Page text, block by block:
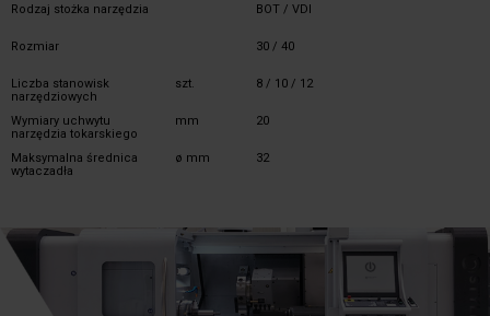
Rodzaj stożka narzędzia BOT / VDI
Rozmiar 30 / 40
Liczba stanowisk
narzędziowych
szt. 8 / 10 / 12
Wymiary uchwytu
narzędzia tokarskiego
mm 20
Maksymalna średnica
wytaczadła
ø mm 32